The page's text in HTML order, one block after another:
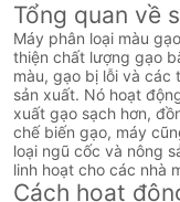
Tổng quan về
Máy phân loại màu
thiện chất lượng gạo
màu, gạo bị lỗi và các
sản xuất. Nó hoạt
xuất gạo sạch hơn,
chế biến gạo, máy
loại ngũ cốc và nông
linh hoạt cho các nhà
Cách hoạt